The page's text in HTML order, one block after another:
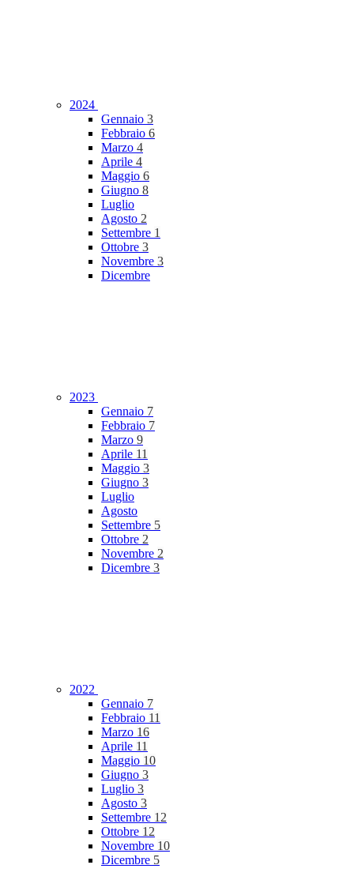
2024
Gennaio 3
Febbraio 6
Marzo 4
Aprile 4
Maggio 6
Giugno 8
Luglio
Agosto 2
Settembre 1
Ottobre 3
Novembre 3
Dicembre
2023
Gennaio 7
Febbraio 7
Marzo 9
Aprile 11
Maggio 3
Giugno 3
Luglio
Agosto
Settembre 5
Ottobre 2
Novembre 2
Dicembre 3
2022
Gennaio 7
Febbraio 11
Marzo 16
Aprile 11
Maggio 10
Giugno 3
Luglio 3
Agosto 3
Settembre 12
Ottobre 12
Novembre 10
Dicembre 5